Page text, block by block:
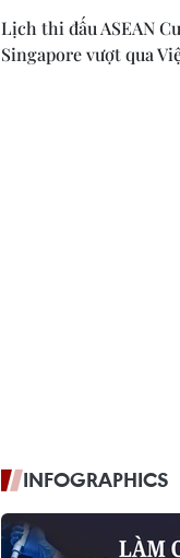
Lịch thi đấu ASEAN
Singapore vượt qua
INFOGRAPHICS